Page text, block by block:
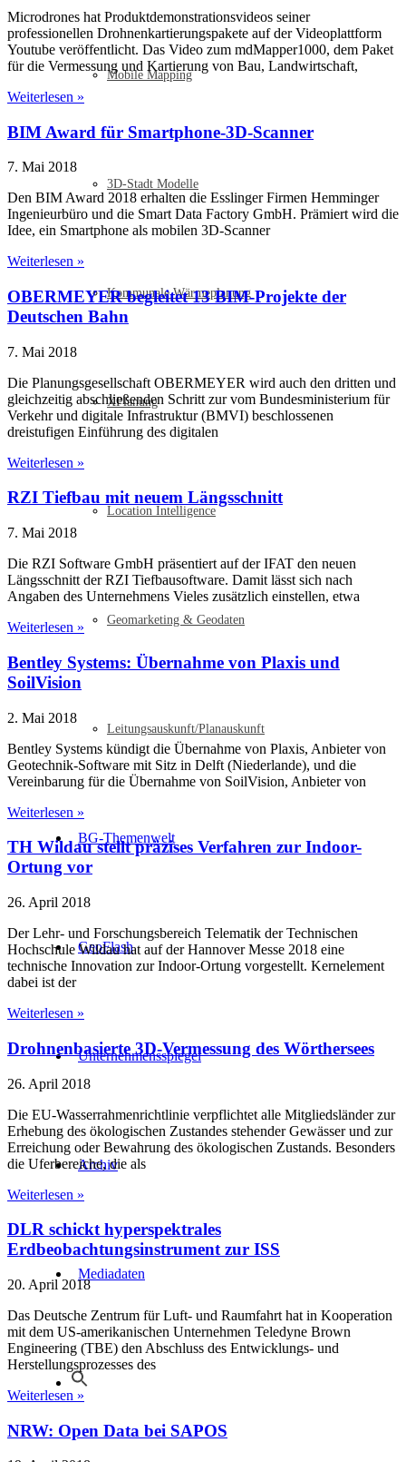
Mobile Mapping
3D-Stadt Modelle
Kommunale Wärmeplanung
XPlanung
Location Intelligence
Geomarketing & Geodaten
Leitungsauskunft/Planauskunft
BG-Themenwelt
GeoFlash
Unternehmensspiegel
Archiv
Mediadaten
Microdrones hat Produktdemonstrationsvideos seiner
professionellen Drohnenkartierungspakete auf der Videoplattform
Youtube veröffentlicht. Das Video zum mdMapper1000, dem Paket
für die Vermessung und Kartierung von Bau, Landwirtschaft,
Weiterlesen »
BIM Award für Smartphone-3D-Scanner
7. Mai 2018
Den BIM Award 2018 erhalten die Esslinger Firmen Hemminger
Ingenieurbüro und die Smart Data Factory GmbH. Prämiert wird die
Idee, ein Smartphone als mobilen 3D-Scanner
Weiterlesen »
OBERMEYER begleitet 13 BIM-Projekte der
Deutschen Bahn
7. Mai 2018
Die Planungsgesellschaft OBERMEYER wird auch den dritten und
gleichzeitig abschließenden Schritt zur vom Bundesministerium für
Verkehr und digitale Infrastruktur (BMVI) beschlossenen
dreistufigen Einführung des digitalen
Weiterlesen »
RZI Tiefbau mit neuem Längsschnitt
7. Mai 2018
Die RZI Software GmbH präsentiert auf der IFAT den neuen
Längsschnitt der RZI Tiefbausoftware. Damit lässt sich nach
Angaben des Unternehmens Vieles zusätzlich einstellen, etwa
Weiterlesen »
Bentley Systems: Übernahme von Plaxis und
SoilVision
2. Mai 2018
Bentley Systems kündigt die Übernahme von Plaxis, Anbieter von
Geotechnik-Software mit Sitz in Delft (Niederlande), und die
Vereinbarung für die Übernahme von SoilVision, Anbieter von
Weiterlesen »
TH Wildau stellt präzises Verfahren zur Indoor-
Ortung vor
26. April 2018
Der Lehr- und Forschungsbereich Telematik der Technischen
Hochschule Wildau hat auf der Hannover Messe 2018 eine
technische Innovation zur Indoor-Ortung vorgestellt. Kernelement
dabei ist der
Weiterlesen »
Drohnenbasierte 3D-Vermessung des Wörthersees
26. April 2018
Die EU-Wasserrahmenrichtlinie verpflichtet alle Mitgliedsländer zur
Erhebung des ökologischen Zustandes stehender Gewässer und zur
Erreichung oder Bewahrung des ökologischen Zustands. Besonders
die Uferbereiche, die als
Weiterlesen »
DLR schickt hyperspektrales
Erdbeobachtungsinstrument zur ISS
20. April 2018
Das Deutsche Zentrum für Luft- und Raumfahrt hat in Kooperation
mit dem US-amerikanischen Unternehmen Teledyne Brown
Engineering (TBE) den Abschluss des Entwicklungs- und
Herstellungsprozesses des
Weiterlesen »
NRW: Open Data bei SAPOS